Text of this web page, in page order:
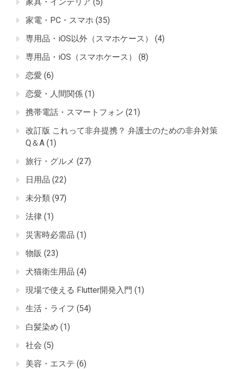
家電・PC・スマホ (35)
専用品・iOS以外（スマホケース）
(4)
専用品・iOS（スマホケース）
(8)
恋愛 (6)
恋愛・人間関係 (1)
携帯電話・スマートフォン (21)
改訂版 これって非弁提携？ 弁護士のための非弁対策
Q＆A (1)
旅行・グルメ (27)
日用品 (22)
未分類 (97)
法律 (1)
災害時必需品 (1)
物販 (23)
犬猫衛生用品 (4)
現場で使える Flutter開発入門 (1)
生活・ライフ (54)
白髪染め (1)
社会 (5)
美容・エステ (6)